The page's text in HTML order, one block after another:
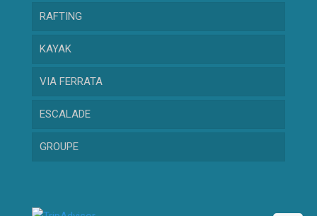
RANDONNEE AQUATIQUE
GORGES DU LOUP
CRAMASSOURI
BARBAIRA
RIOLAN
RAFTING
RAFTING DECOUVERTE
RAFTING SPORTIF
KAYAK
KAYAK DECOUVERTE
KAYAK SPORTIF
VIA FERRATA
ESCALADE
GROUPE
Évènementiel – Comité d’entreprise